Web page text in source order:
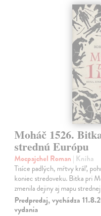
Moháč 1526.
strednú Európu
Mocpajchel Roman | Kniha
Tisíce padlých, mŕtvy kráľ,
koniec stredoveku. Bitka pri
zmenila dejiny aj mapu
Predpredaj, vychádza
vydania